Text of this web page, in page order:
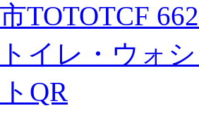
TOTOTCF
イレ・ウォ
QR